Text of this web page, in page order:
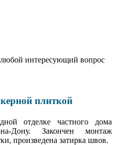
интересующий вопрос
плиткой
отделке частного дома
на-Дону. Закончен монтаж
произведена затирка швов.